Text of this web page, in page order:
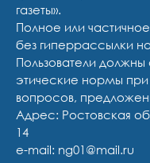
газеты».
Полное или
без гиперрассылки
Пользователи
этические нормы
вопросов,
Адрес: Ростовская
14
e-mail: ng01@mail.ru